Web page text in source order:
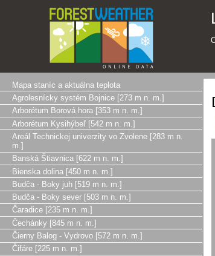
Mapa staníc a aktuálna teplota
Agrolesnícky systém Bojnice [273 m n. m.]
Arborétum Borová hora [353 m n. m.]
Arborétum Kysihýbeľ [542 m n. m.]
Areál Technickej univerzity vo Zvolene [283 m n.
m.]
Banská Štiavnica [622 m n. m.]
Bienska dolina [450 m n. m.]
Budča - Boky juh [519 m n. m.]
Budča - Boky sever [503 m n. m.]
Čaradice [235 m n. m.]
Čechánky [845 m n. m.]
Čierny Balog - Vydrovo [572 m n. m.]
Čifáre [225 m n. m.]